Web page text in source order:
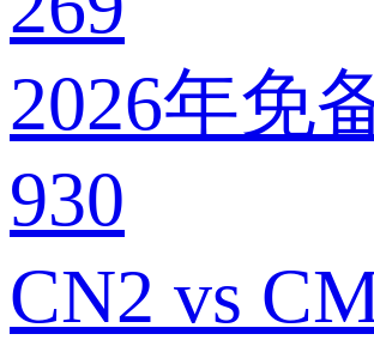
2026年免
930
CN2 vs